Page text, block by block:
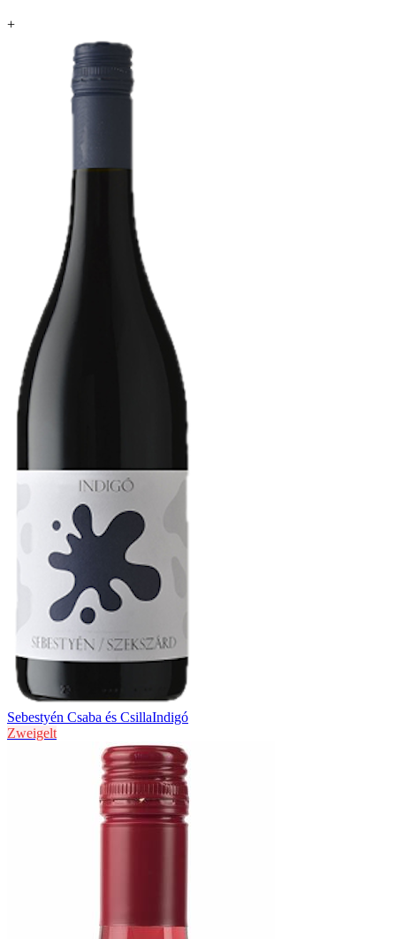
+
Sebestyén Csaba és CsillaIndigó
Zweigelt